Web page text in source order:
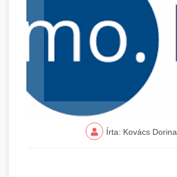
Írta: Kovács Dorina